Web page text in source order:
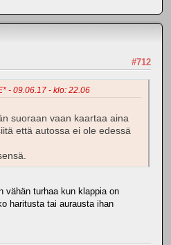
#712
- 09.06.17 - klo: 22.06
suoraan vaan kaartaa aina
että autossa ei ole edessä
vähän turhaa kun klappia on
haritusta tai aurausta ihan